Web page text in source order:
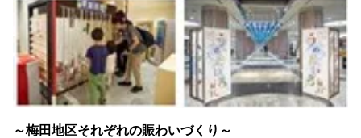
～梅田地区それぞれの賑わいづくり～